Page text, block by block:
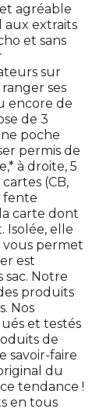
agréable
aux extraits
et sans
sur
ses
encore de
de 3
poche
permis de
à droite, 5
(CB,
fente
carte dont
Isolée, elle
vous permet
est
Notre
produits
Nos
et testés
de
savoir-faire
du
tendance !
en tous